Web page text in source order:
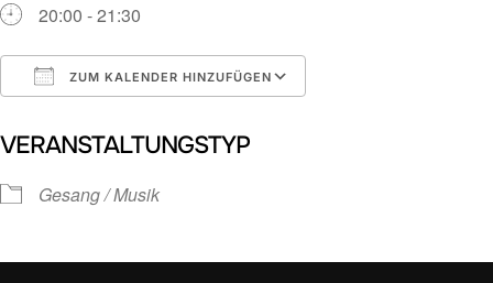
20:00 - 21:30
ZUM KALENDER HINZUFÜGEN
VERANSTALTUNGSTYP
Gesang / Musik